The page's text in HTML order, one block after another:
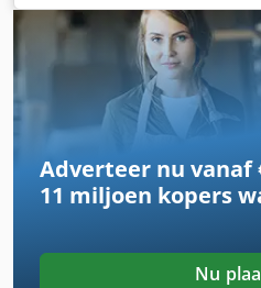
Maten: 1200/500/H950 mm
gewicht: 100 kg
Adverteer nu vanaf
11 miljoen kopers
Nu